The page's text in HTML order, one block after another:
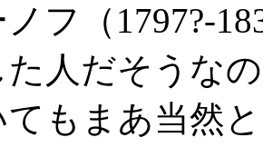
フ（1797?-
人だそうな
てもまあ当然